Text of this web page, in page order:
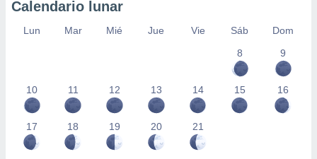
Calendario lunar
Lun Mar Mié Jue Vie Sáb
Dom
8
9
10 11 12 13 14 15 16
17 18 19 20 21